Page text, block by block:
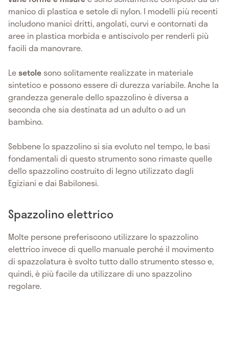
manico di plastica e setole di nylon. I modelli più recenti
includono manici dritti, angolati, curvi e contornati da
aree in plastica morbida e antiscivolo per renderli più
facili da manovrare.
Lesetole sono solitamente realizzate in materiale
sintetico e possono essere di durezza variabile. Anche la
grandezza generale dello spazzolino è diversa a
seconda che sia destinata ad un adulto o ad un
bambino.
Sebbene lo spazzolino si sia evoluto nel tempo, le basi
fondamentali di questo strumento sono rimaste quelle
dello spazzolino costruito di legno utilizzato dagli
Egiziani e dai Babilonesi.
Spazzolino elettrico
Molte persone preferiscono utilizzare lo spazzolino
elettrico invece di quello manuale perché il movimento
di spazzolatura è svolto tutto dallo strumento stesso e,
quindi, è più facile da utilizzare di uno spazzolino
regolare.